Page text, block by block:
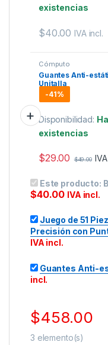
existencias
$40.00 IVA incl.
Cómputo
Guantes Anti-
Unitalla
-41%
Disponibilidad:
existencias
$29.00 $49.00
Este producto:
$40.00 IVA incl.
Juego de 51
Precisión con
IVA incl.
Guantes Anti-
incl.
$458.00
3 elemento(s)